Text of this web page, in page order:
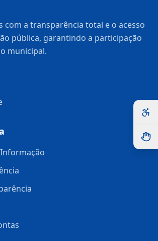
com a transparência total e o acesso
pública, garantindo a participação
municipal.